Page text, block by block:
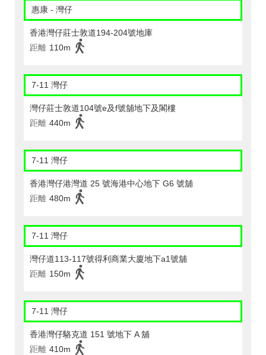
惠康 - 灣仔
香港灣仔莊士敦道194-204號地庫
距離 110m
7-11 灣仔
灣仔莊士敦道104號e及f號舖地下及閣樓
距離 440m
7-11 灣仔
香港灣仔港灣道 25 號海港中心地下 G6 號舖
距離 480m
7-11 灣仔
灣仔道113-117號得利商業大廈地下a1號舖
距離 150m
7-11 灣仔
香港灣仔駱克道 151 號地下 A 舖
距離 410m